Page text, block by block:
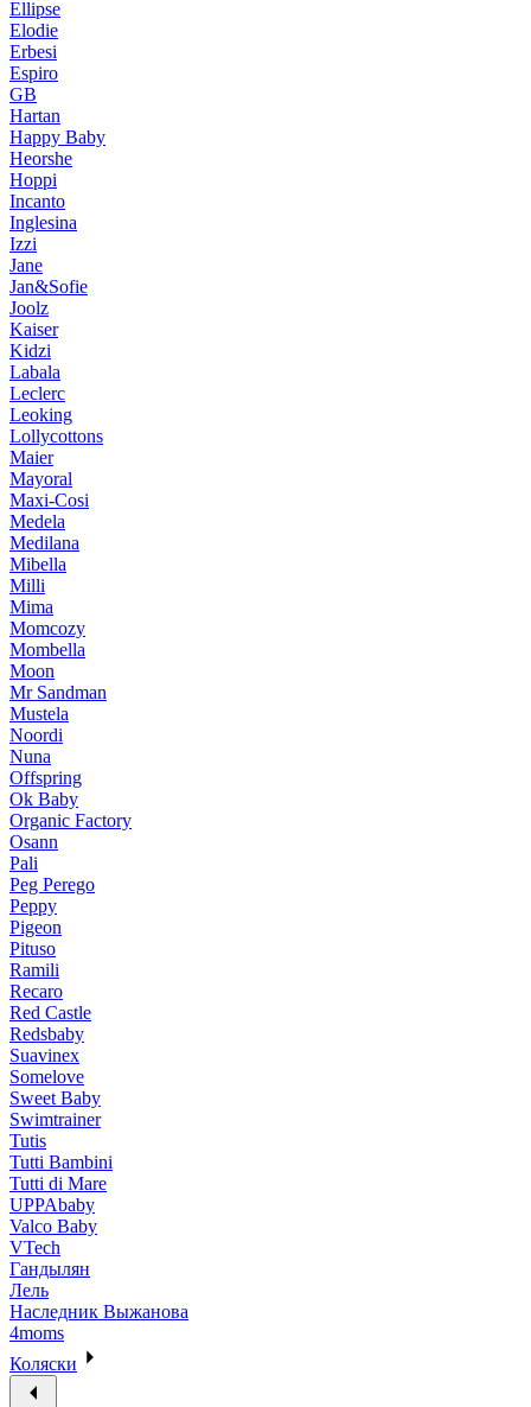
Ellipse
Elodie
Erbesi
Espiro
GB
Hartan
Happy Baby
Heorshe
Hoppi
Incanto
Inglesina
Izzi
Jane
Jan&Sofie
Joolz
Kaiser
Kidzi
Labala
Leclerc
Leoking
Lollycottons
Maier
Mayoral
Maxi-Cosi
Medela
Medilana
Mibella
Milli
Mima
Momcozy
Mombella
Moon
Mr Sandman
Mustela
Noordi
Nuna
Offspring
Ok Baby
Organic Factory
Osann
Pali
Peg Perego
Peppy
Pigeon
Pituso
Ramili
Recaro
Red Castle
Redsbaby
Suavinex
Somelove
Sweet Baby
Swimtrainer
Tutis
Tutti Bambini
Tutti di Mare
UPPAbaby
Valco Baby
VTech
Гандылян
Лель
Наследник Выжанова
4moms
Коляски